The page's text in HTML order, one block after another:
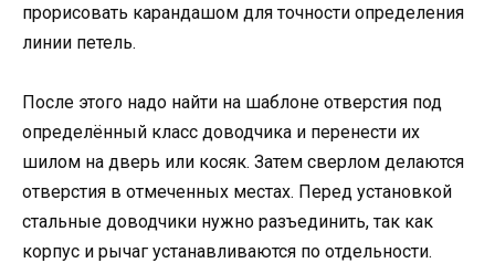
прорисовать карандашом для точности определения
линии петель.
После этого надо найти на шаблоне отверстия под
определённый класс доводчика и перенести их
шилом на дверь или косяк. Затем сверлом делаются
отверстия в отмеченных местах. Перед установкой
стальные доводчики нужно разъединить, так как
корпус и рычаг устанавливаются по отдельности.